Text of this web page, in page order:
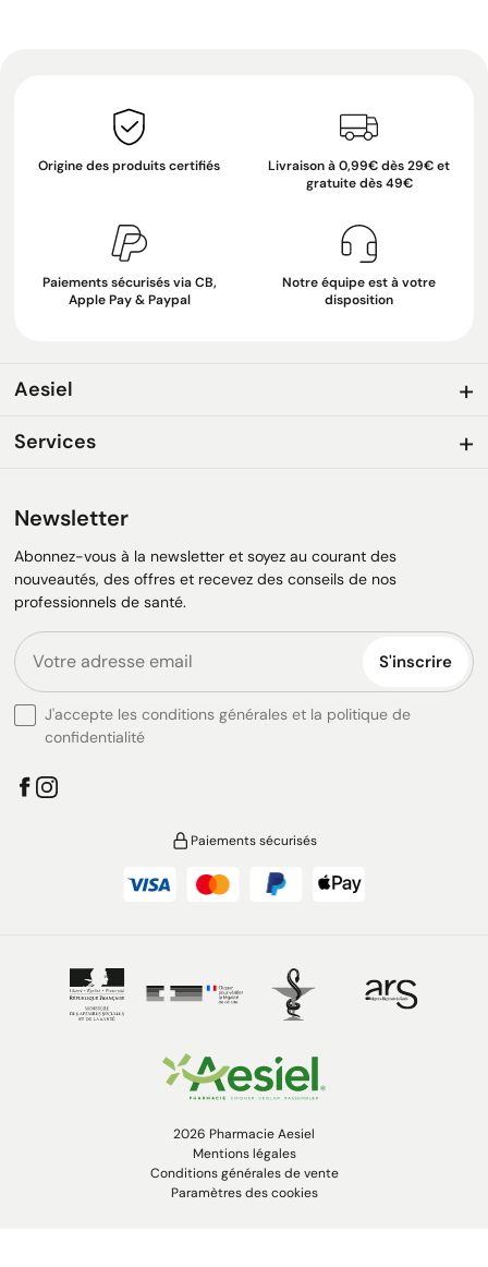
Origine des produits certifiés
Livraison à 0,99€ dès 29€ et
gratuite dès 49€
Paiements sécurisés via CB,
Apple Pay & Paypal
Notre équipe est à votre
disposition
Aesiel
Services
Newsletter
Abonnez-vous à la newsletter et soyez au courant des
nouveautés, des offres et recevez des conseils de nos
professionnels de santé.
S'inscrire
J'accepte les conditions générales et la politique de
confidentialité
Paiements sécurisés
2026 Pharmacie Aesiel
Mentions légales
Conditions générales de vente
Paramètres des cookies